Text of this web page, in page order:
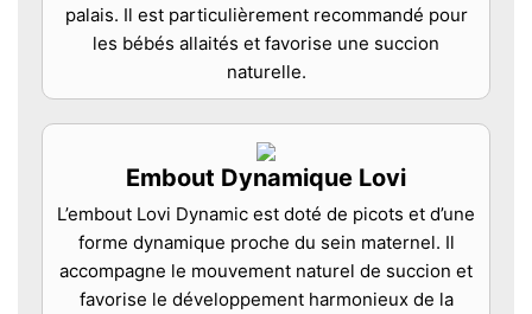
palais. Il est particulièrement recommandé pour
les bébés allaités et favorise une succion
naturelle.
Embout Dynamique Lovi
L’embout Lovi Dynamic est doté de picots et d’une
forme dynamique proche du sein maternel. Il
accompagne le mouvement naturel de succion et
favorise le développement harmonieux de la